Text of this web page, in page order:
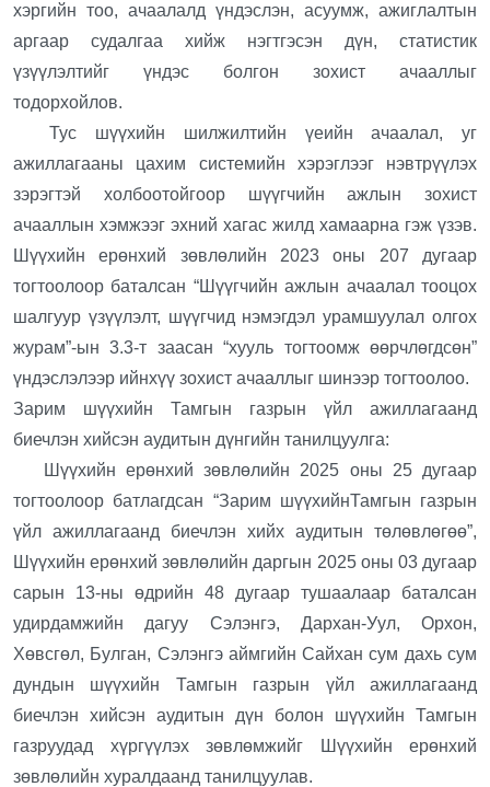
хэргийн тоо, ачаалалд үндэслэн, асуумж, ажиглалтын
аргаар судалгаа хийж нэгтгэсэн дүн, статистик
үзүүлэлтийг үндэс болгон зохист ачааллыг
тодорхойлов.
Тус шүүхийн шилжилтийн үеийн ачаалал, уг
ажиллагааны цахим системийн хэрэглээг нэвтрүүлэх
зэрэгтэй холбоотойгоор шүүгчийн ажлын зохист
ачааллын хэмжээг эхний хагас жилд хамаарна гэж үзэв.
Шүүхийн ерөнхий зөвлөлийн 2023 оны 207 дугаар
тогтоолоор баталсан “Шүүгчийн ажлын ачаалал тооцох
шалгуур үзүүлэлт, шүүгчид нэмэгдэл урамшуулал олгох
журам”-ын 3.3-т заасан “хууль тогтоомж өөрчлөгдсөн”
үндэслэлээр ийнхүү зохист ачааллыг шинээр тогтоолоо.
Зарим шүүхийн Тамгын газрын үйл ажиллагаанд
биечлэн хийсэн аудитын дүнгийн танилцуулга:
Шүүхийн ерөнхий зөвлөлийн 2025 оны 25 дугаар
тогтоолоор батлагдсан “Зарим шүүхийнТамгын газрын
үйл ажиллагаанд биечлэн хийх аудитын төлөвлөгөө”,
Шүүхийн ерөнхий зөвлөлийн даргын 2025 оны 03 дугаар
сарын 13-ны өдрийн 48 дугаар тушаалаар баталсан
удирдамжийн дагуу Сэлэнгэ, Дархан-Уул, Орхон,
Хөвсгөл, Булган, Сэлэнгэ аймгийн Сайхан сум дахь сум
дундын шүүхийн Тамгын газрын үйл ажиллагаанд
биечлэн хийсэн аудитын дүн болон шүүхийн Тамгын
газруудад хүргүүлэх зөвлөмжийг Шүүхийн ерөнхий
зөвлөлийн хуралдаанд танилцуулав.